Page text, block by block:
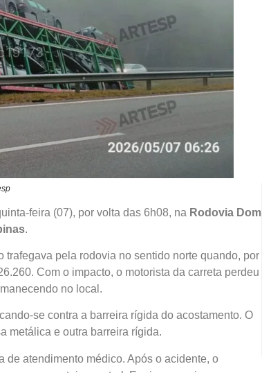
feira (07), por volta das 6h08, na Rodovia Dom
.
pela rodovia no sentido norte quando, por
Com o impacto, o motorista da carreta perdeu
no local.
se contra a barreira rígida do acostamento. O
metálica e outra barreira rígida.
de atendimento médico. Após o acidente, o